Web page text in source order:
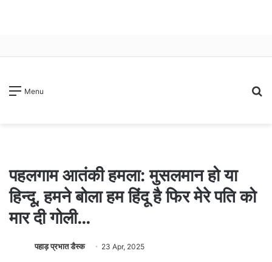
Menu
पहलगाम आतंकी हमला: मुसलमान हो या
हिन्दू, हमने बोला हम हिंदू है फिर मेरे पति को
मार दी गोली…
पहाड़ प्रभात डैस्क 23 Apr, 2025